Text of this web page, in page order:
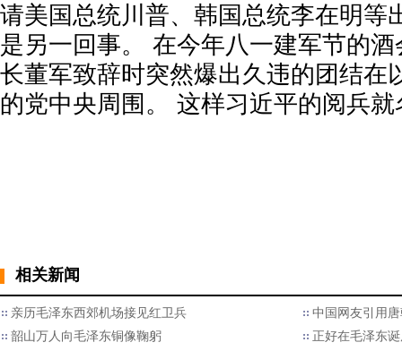
请美国总统川普、韩国总统李在明等
是另一回事。 在今年八一建军节的
长董军致辞时突然爆出久违的团结在
的党中央周围。 这样习近平的阅兵
相关新闻
亲历毛泽东西郊机场接见红卫兵
中国网友引用
韶山万人向毛泽东铜像鞠躬
正好在毛泽东